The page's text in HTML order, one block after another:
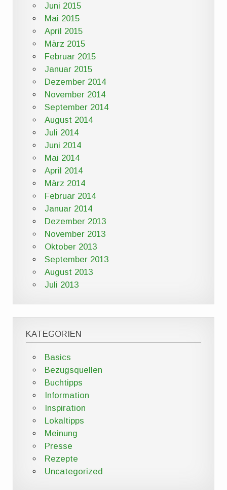
Juni 2015
Mai 2015
April 2015
März 2015
Februar 2015
Januar 2015
Dezember 2014
November 2014
September 2014
August 2014
Juli 2014
Juni 2014
Mai 2014
April 2014
März 2014
Februar 2014
Januar 2014
Dezember 2013
November 2013
Oktober 2013
September 2013
August 2013
Juli 2013
KATEGORIEN
Basics
Bezugsquellen
Buchtipps
Information
Inspiration
Lokaltipps
Meinung
Presse
Rezepte
Uncategorized